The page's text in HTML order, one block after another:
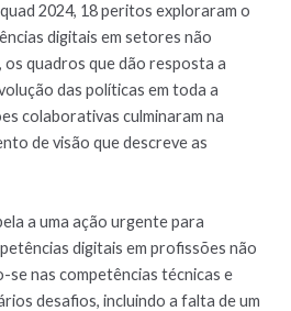
2024, 18 peritos exploraram o
digitais em setores não
os quadros que dão resposta a
das políticas em toda a
colaborativas culminaram na
de visão que descreve as
a uma ação urgente para
digitais em profissões não
se nas competências técnicas e
desafios, incluindo a falta de um